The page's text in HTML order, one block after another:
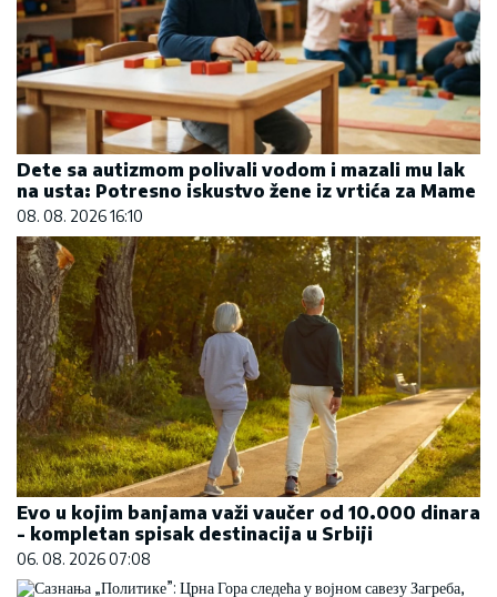
Dete sa autizmom polivali vodom i mazali mu lak
na usta: Potresno iskustvo žene iz vrtića za Mame
08. 08. 2026 16:10
Evo u kojim banjama važi vaučer od 10.000 dinara
- kompletan spisak destinacija u Srbiji
06. 08. 2026 07:08